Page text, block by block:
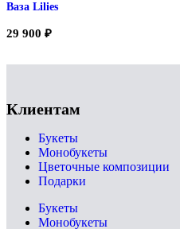
Ваза Lilies
29 900 ₽
Клиентам
Букеты
Монобукеты
Цветочные композиции
Подарки
Букеты
Монобукеты